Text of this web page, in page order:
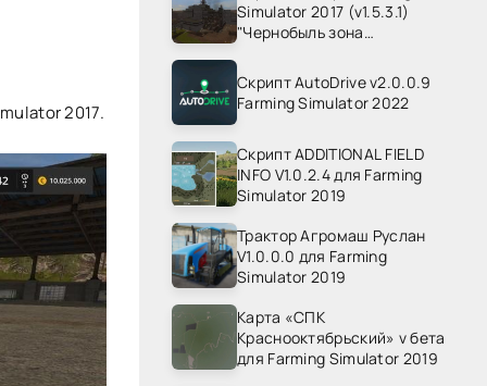
2017.
Simulator 2017 (v1.5.3.1)
"Чернобыль зона
Скрипт AutoDrive v2.0.0.9
Farming Simulator 2022
Скрипт ADDITIONAL FIELD
INFO V1.0.2.4 для Farming
Simulator 2019
Трактор Агромаш Руслан
V1.0.0.0 для Farming
Simulator 2019
Карта «СПК
Краснооктябрьский» v бета
для Farming Simulator 2019